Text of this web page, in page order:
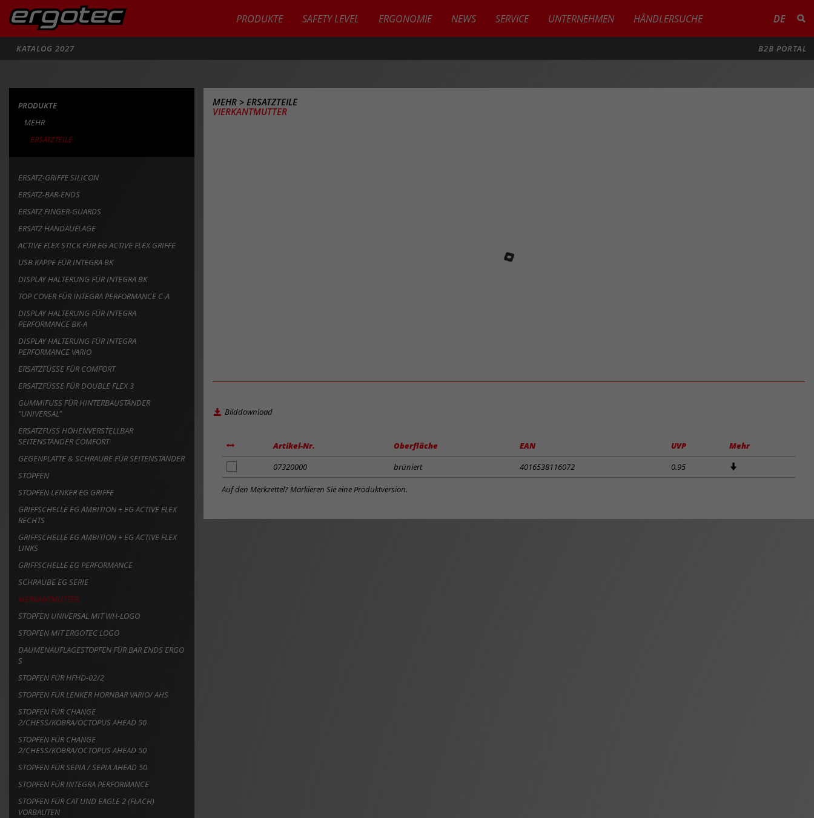
PRODUKTE SAFETY LEVEL ERGONOMIE NEWS SERVICE UNTERNEHMEN HÄNDLERSUCHE DE
KATALOG 2027 B2B PORTAL
PRODUKTE
MEHR
ERSATZTEILE
ERSATZ-GRIFFE SILICON
ERSATZ-BAR-ENDS
ERSATZ FINGER-GUARDS
ERSATZ HANDAUFLAGE
ACTIVE FLEX STICK FÜR EG ACTIVE FLEX GRIFFE
USB KAPPE FÜR INTEGRA BK
DISPLAY HALTERUNG FÜR INTEGRA BK
TOP COVER FÜR INTEGRA PERFORMANCE C-A
DISPLAY HALTERUNG FÜR INTEGRA
PERFORMANCE BK-A
DISPLAY HALTERUNG FÜR INTEGRA
PERFORMANCE VARIO
ERSATZFÜSSE FÜR COMFORT
ERSATZFÜSSE FÜR DOUBLE FLEX 3
GUMMIFUSS FÜR HINTERBAUSTÄNDER "
UNIVERSAL"
ERSATZFUSS HÖHENVERSTELLBAR S
EITENSTÄNDER COMFORT
GEGENPLATTE & SCHRAUBE FÜR SEITENSTÄNDER
STOPFEN
STOPFEN LENKER EG GRIFFE
GRIFFSCHELLE EG AMBITION + EG ACTIVE FLEX
RECHTS
GRIFFSCHELLE EG AMBITION + EG ACTIVE FLEX
LINKS
GRIFFSCHELLE EG PERFORMANCE
SCHRAUBE EG SERIE
VIERKANTMUTTER
STOPFEN UNIVERSAL MIT WH-LOGO
STOPFEN MIT ERGOTEC LOGO
DAUMENAUFLAGESTOPFEN FÜR BAR ENDS ERGO
S
STOPFEN FÜR HFHD-02/2
STOPFEN FÜR LENKER HORNBAR VARIO/ AHS
STOPFEN FÜR CHANGE
2/CHESS/KOBRA/OCTOPUS AHEAD 50
STOPFEN FÜR CHANGE
2/CHESS/KOBRA/OCTOPUS AHEAD 50
STOPFEN FÜR SEPIA / SEPIA AHEAD 50
STOPFEN FÜR INTEGRA PERFORMANCE
STOPFEN FÜR CAT UND EAGLE 2 (FLACH)
VORBAUTEN
MEHR > ERSATZTEILE
VIERKANTMUTTER
Bilddownload
Artikel-Nr. Oberfläche EAN UVP
Mehr
zum
Merkzettel
07320000 brüniert 4016538116072 0.95
Auf den Merkzettel? Markieren Sie eine Produktversion.